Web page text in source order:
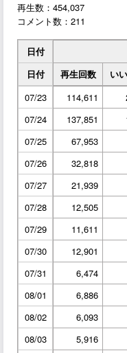
再生数：454,037
コメント数：211
日付
日付
再生回数 い
07/23
114,611
07/24
137,851
07/25
67,953
07/26
32,818
07/27
21,939
07/28
12,505
07/29
11,611
07/30
12,901
07/31
6,474
08/01
6,886
08/02
6,093
08/03
5,916